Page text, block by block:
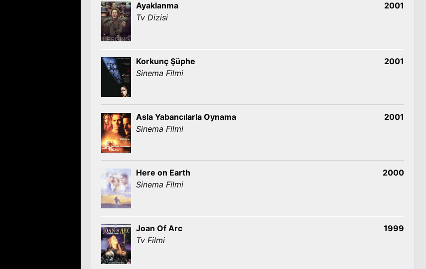
Ayaklanma
Tv Dizisi
2001
Korkunç Şüphe
Sinema Filmi
2001
Asla Yabancılarla Oynama
Sinema Filmi
2001
Here on Earth
Sinema Filmi
2000
Joan Of Arc
Tv Filmi
1999